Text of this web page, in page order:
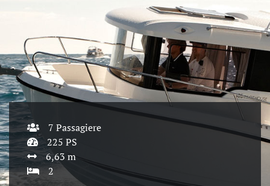
7 Passagiere
225 PS
6,63 m
2